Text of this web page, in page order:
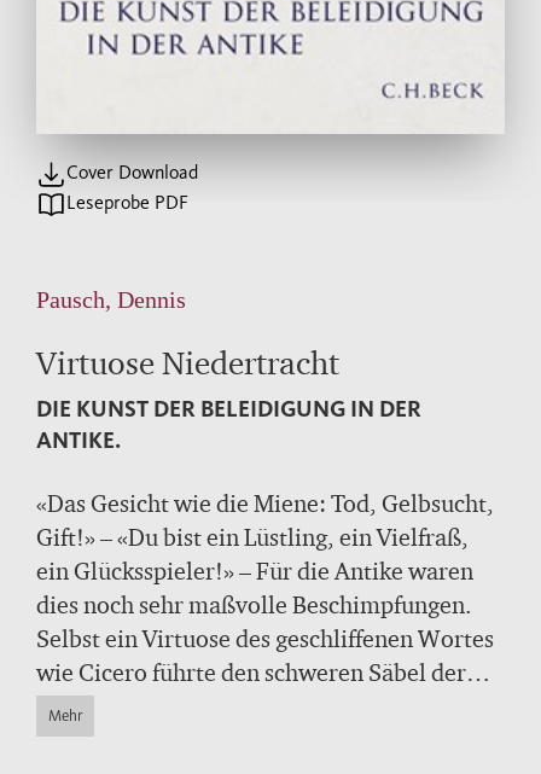
Cover Download
Leseprobe PDF
Pausch, Dennis
Virtuose Niedertracht
DIE KUNST DER BELEIDIGUNG IN DER
ANTIKE.
«Das Gesicht wie die Miene: Tod, Gelbsucht,
Gift!» – «Du bist ein Lüstling, ein Vielfraß,
ein Glücksspieler!» – Für die Antike waren
dies noch sehr maßvolle Beschimpfungen.
Selbst ein Virtuose des geschliffenen Wortes
wie Cicero führte den schweren Säbel der
verbalen Auseinandersetzung mindestens
ebenso gern wie das elegante Florett. In
Mehr